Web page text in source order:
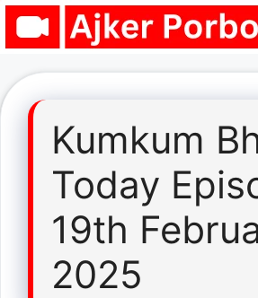
Skip
Kumkum
Today
19th
2025